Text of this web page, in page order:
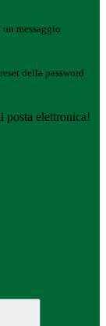
messaggio
della password
posta elettronica!